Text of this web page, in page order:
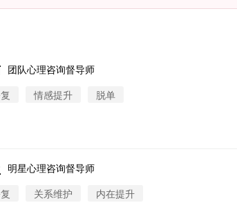
团队心理咨询督导师
情感提升 脱单
明星心理咨询督导师
关系维护 内在提升
州 183****4847